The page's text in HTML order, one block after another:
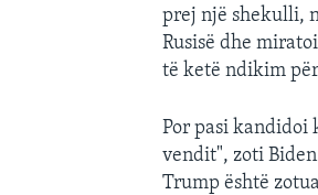
prej një shekulli,
Rusisë dhe
të ketë ndikim
Por pasi
vendit", zoti
Trump është